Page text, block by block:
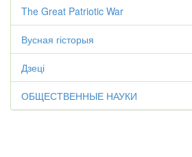
The Great Patriotic War
Вусная гісторыя
Дзеці
ОБЩЕСТВЕННЫЕ НАУКИ